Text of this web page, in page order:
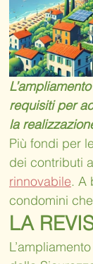
requisiti per
la
Più fondi per
dei contributi
rinnovabile. A
condomini
LA